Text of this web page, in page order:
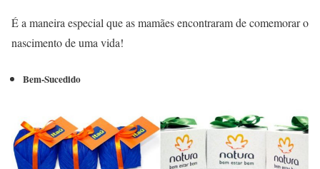
É a maneira especial que as mamães encontraram de comemorar o
nascimento de uma vida!
Bem-Sucedido